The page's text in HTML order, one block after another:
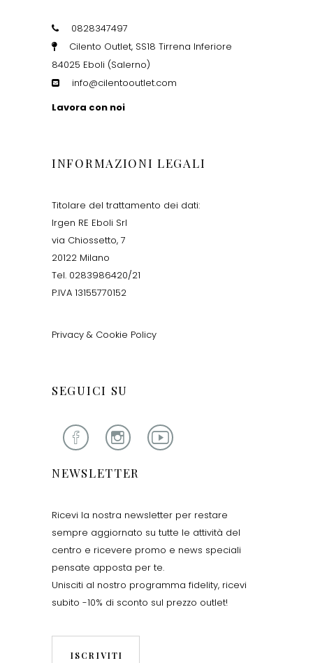
0828347497
Cilento Outlet, SS18 Tirrena Inferiore
84025 Eboli (Salerno)
info@cilentooutlet.com
Lavora con noi
INFORMAZIONI LEGALI
Titolare del trattamento dei dati:
Irgen RE Eboli Srl
via Chiossetto, 7
20122 Milano
Tel. 0283986420/21
P.IVA 13155770152
Privacy & Cookie Policy
SEGUICI SU
NEWSLETTER
Ricevi la nostra newsletter per restare
sempre aggiornato su tutte le attività del
centro e ricevere promo e news speciali
pensate apposta per te.
Unisciti al nostro programma fidelity, ricevi
subito -10% di sconto sul prezzo outlet!
ISCRIVITI